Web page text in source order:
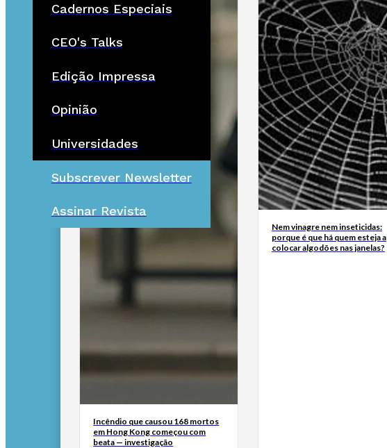
Cadernos Especiais
CEO's Talks
Edição Impressa
Opinião
Universidades
Subscrever Newsletter
Assinar Revista
Incêndio que causou 168 mortos
em Hong Kong começou com
beata — investigação
Nem vinagre nem inseticidas:
porque é que há quem esteja a
colocar algodões nas janelas?